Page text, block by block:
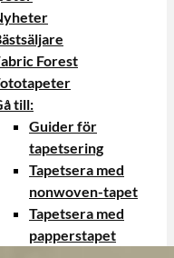
Forest
till:
Guider för
tapetsering
Tapetsera med
nonwoven-tapet
Tapetsera med
papperstapet